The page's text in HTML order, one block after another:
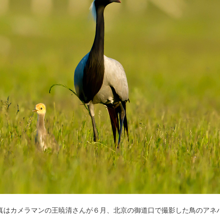
はカメラマンの王暁清さんが６月、北京の御道口で撮影した鳥のアネ